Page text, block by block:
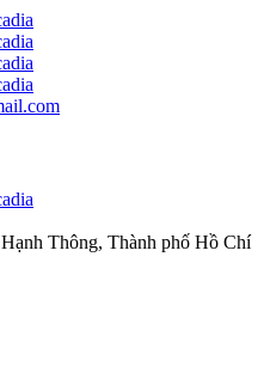
Thông, Thành phố Hồ Chí